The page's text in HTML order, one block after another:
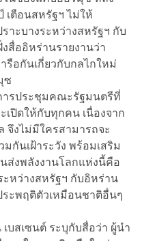
ตือนสหรัฐฯ ไม่ให้
าะบางระหว่างสหรัฐฯ กับ
สื่ออิหร่านรายงานว่า
อกันเกี่ยวกับกลไกใหม่
ซ
ารประชุมคณะรัฐมนตรีที่
ปิดให้กับทุกคน เนื่องจาก
จึงไม่มีใครสามารถจะ
กันเฝ้าระวัง พร้อมเสริม
ส่งพลังงานโลกแห่งนี้คือ
หว่างสหรัฐฯ กับอิหร่าน
ะพฤติตัวเหมือนชาติอื่นๆ
บสเซนต์ ระบุกับสื่อว่า ผู้นำ